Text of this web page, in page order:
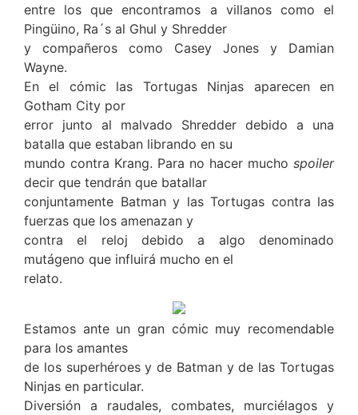
entre los que encontramos a villanos como el
Pingüino, Ra´s al Ghul y Shredder
y compañeros como Casey Jones y Damian
Wayne.
En el cómic las Tortugas Ninjas aparecen en
Gotham City por
error junto al malvado Shredder debido a una
batalla que estaban librando en su
mundo contra Krang. Para no hacer mucho spoiler
decir que tendrán que batallar
conjuntamente Batman y las Tortugas contra las
fuerzas que los amenazan y
contra el reloj debido a algo denominado
mutágeno que influirá mucho en el
relato.
Estamos ante un gran cómic muy recomendable
para los amantes
de los superhéroes y de Batman y de las Tortugas
Ninjas en particular.
Diversión a raudales, combates, murciélagos y